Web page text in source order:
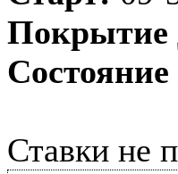
Покрытие
Ставки не